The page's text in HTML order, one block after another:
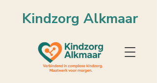
Kindzorg Alkmaar